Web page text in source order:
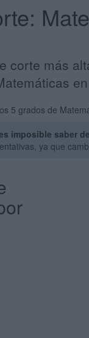
corte más
5 grados de
imposible saber
ya que